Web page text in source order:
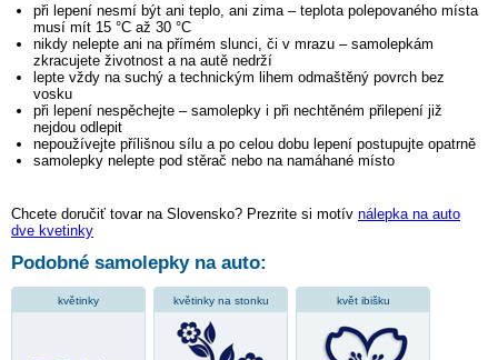
při lepení nesmí být ani teplo, ani zima – teplota polepovaného místa
musí mít 15 °C až 30 °C
nikdy nelepte ani na přímém slunci, či v mrazu – samolepkám
zkracujete životnost a na autě nedrží
lepte vždy na suchý a technickým lihem odmaštěný povrch bez
vosku
při lepení nespěchejte – samolepky i při nechtěném přilepení již
nejdou odlepit
nepoužívejte přílišnou sílu a po celou dobu lepení postupujte opatrně
samolepky nelepte pod stěrač nebo na namáhané místo
Chcete doručiť tovar na Slovensko? Prezrite si motív nálepka na auto
dve kvetinky
Podobné samolepky na auto:
květinky květinky na stonku květ ibišku